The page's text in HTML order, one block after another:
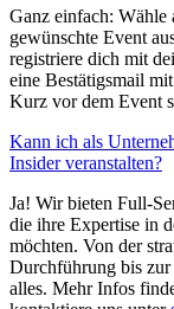
Ganz einfach: Wähle
gewünschte Event
registriere dich mit
eine Bestätigsmail
Kurz vor dem Event
Kann ich als
Insider veranstalten?
Ja! Wir bieten Full-
die ihre Expertise in
möchten. Von der
Durchführung bis
alles. Mehr Infos